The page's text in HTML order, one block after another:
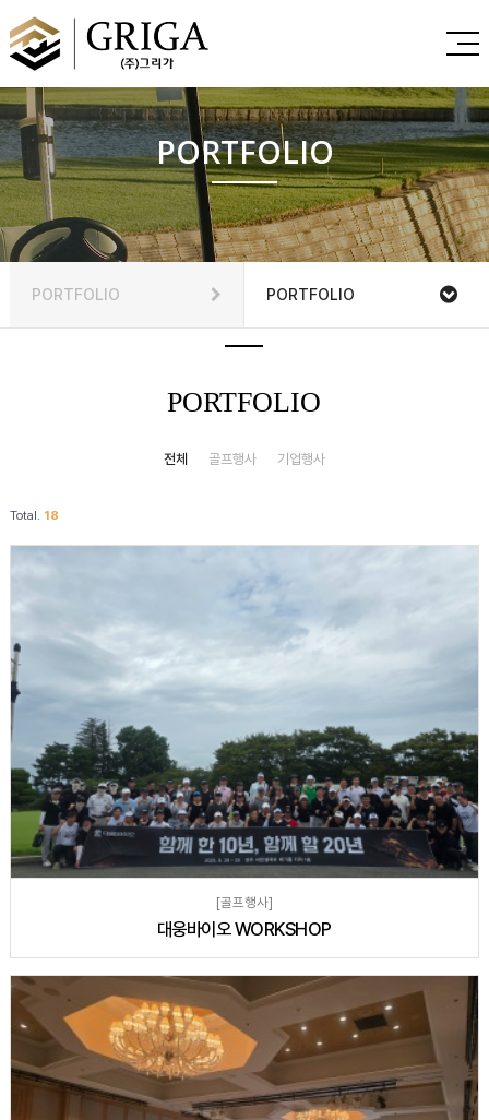
PORTFOLIO
PORTFOLIO PORTFOLIO
PORTFOLIO
전체 골프행사 기업행사
Total. 18
[골프행사]
대웅바이오 WORKSHOP